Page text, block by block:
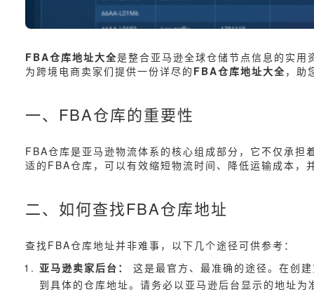
FBA仓库地址大全是整合亚马逊全球仓储节点信息的实
为跨境电商卖家们提供一份详尽的 FBA仓库地址大全，助
一、FBA仓库的重要性
FBA仓库是亚马逊物流体系的核心组成部分，它不仅承
适的FBA仓库，可以有效缩短物流时间、降低运输成本，
二、如何查找FBA仓库地址
查找FBA仓库地址并非难事，以下几个途径可供参考：
亚马逊卖家后台：
这是最官方、最准确的途径。在创
到具体的仓库地址。请务必以亚马逊后台显示的地址